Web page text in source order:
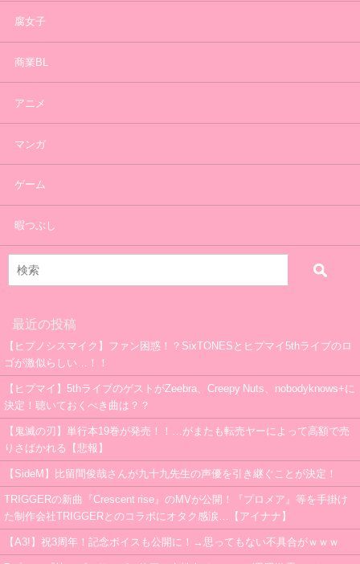
腐女子
商業BL
アニメ
マンガ
ゲーム
暇つぶし
最近の投稿
【ヒプノシスマイク】ファン困惑！？SixTONESとヒプマイ5thライブのロ
ゴが激似らしい…！！
【ヒプマイ】5thライブのゲストがZeebra、Creepy Nuts、nobodyknows+に
決定！聴いておくべき曲は？？
【鬼滅の刃】単行本19巻が発売！！…がまたも転売ヤーによって高額で売
りさばかれる【悲報】
【SideM】比留間俊哉さんが九十九先生の声優を引き継ぐことが決定！
TRIGGERの新曲『Crescent rise』のMVが公開！『プロメア』等を手掛け
た制作会社TRIGGERとのコラボにオタク感涙…【アイナナ】
【A3!】祝3周年！記念ボイスも公開に！→思ってもない不具合がｗｗｗ